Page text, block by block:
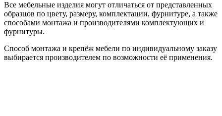
Все мебельные изделия могут отличаться от представленных
образцов по цвету, размеру, комплектации, фурнитуре, а также
способами монтажа и производителями комплектующих и
фурнитуры.
Способ монтажа и крепёж мебели по индивидуальному заказу
выбирается производителем по возможности её применения.